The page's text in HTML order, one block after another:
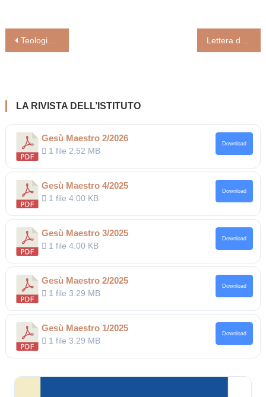
Navigazione
Teologia morale: non relatività, ma cambio di paradigma
LA RIVISTA DELL’ISTITUTO
Gesù Maestro 2/2026
1 file 2.52 MB
Download
Gesù Maestro 4/2025
1 file4.00 KB
Download
Gesù Maestro 3/2025
1 file4.00 KB
Download
Gesù Maestro 2/2025
1 file3.29 MB
Download
Gesù Maestro 1/2025
1 file3.29 MB
Download